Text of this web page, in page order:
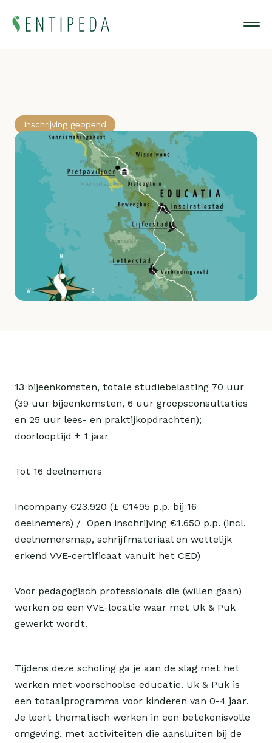
Inschrijving geopend
13 bijeenkomsten, totale studiebelasting 70 uur
(39 uur bijeenkomsten, 6 uur groepsconsultaties
en 25 uur lees- en praktijkopdrachten);
doorlooptijd ± 1 jaar
Tot 16 deelnemers
Incompany €23.920 (± €1495 p.p. bij 16
deelnemers) /  Open inschrijving €1.650 p.p. (incl.
deelnemersmap, schrijfmateriaal en wettelijk
erkend VVE-certificaat vanuit het CED)
Voor pedagogisch professionals die (willen gaan)
werken op een VVE-locatie waar met Uk & Puk
gewerkt wordt.
Tijdens deze scholing ga je aan de slag met het
werken met voorschoolse educatie. Uk & Puk is
een totaalprogramma voor kinderen van 0-4 jaar.
Je leert thematisch werken in een betekenisvolle
omgeving, met activiteiten die aansluiten bij de